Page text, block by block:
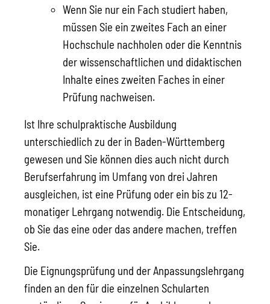
Wenn Sie nur ein Fach studiert haben,
müssen Sie ein zweites Fach an einer
Hochschule nachholen oder die Kenntnis
der wissenschaftlichen und didaktischen
Inhalte eines zweiten Faches in einer
Prüfung nachweisen.
Ist Ihre schulpraktische Ausbildung
unterschiedlich zu der in Baden-Württemberg
gewesen und Sie können dies auch nicht durch
Berufserfahrung im Umfang von drei Jahren
ausgleichen, ist eine Prüfung oder ein bis zu 12-
monatiger Lehrgang notwendig. Die Entscheidung,
ob Sie das eine oder das andere machen, treffen
Sie.
Die Eignungsprüfung und der Anpassungslehrgang
finden an den für die einzelnen Schularten